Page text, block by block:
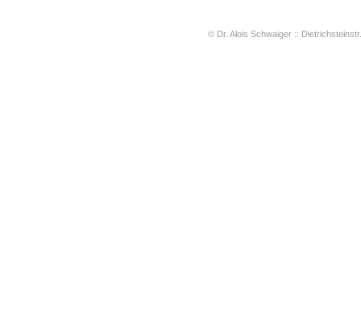
© Dr. Alois Schwaiger ::